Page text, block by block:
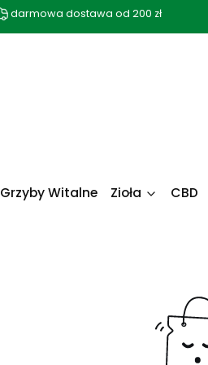
darmowa dostawa od 200 zł
Grzyby Witalne Zioła CBD